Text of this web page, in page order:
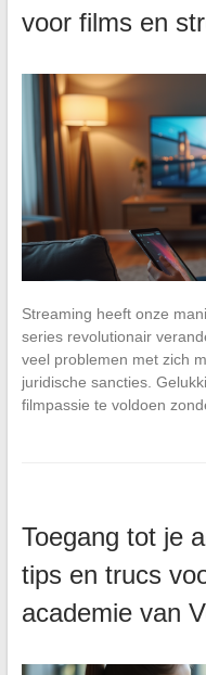
voor films en
Streaming heeft onze
series revolutionair
veel problemen met zich
juridische sancties.
filmpassie te voldoen
Toegang tot je
tips en trucs
academie van